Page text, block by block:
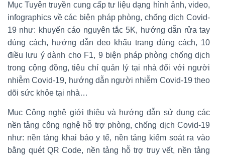
Mục Tuyên truyền cung cấp tư liệu dạng hình ảnh, video,
infographics về các biện pháp phòng, chống dịch Covid-
19 như: khuyến cáo nguyên tắc 5K, hướng dẫn rửa tay
đúng cách, hướng dẫn đeo khẩu trang đúng cách, 10
điều lưu ý dành cho F1, 9 biện pháp phòng chống dịch
trong cộng đồng, tiêu chí quản lý tại nhà đối với người
nhiễm Covid-19, hướng dẫn người nhiễm Covid-19 theo
dõi sức khỏe tại nhà…
Mục Công nghệ giới thiệu và hướng dẫn sử dụng các
nền tảng công nghệ hỗ trợ phòng, chống dịch Covid-19
như: nền tảng khai báo y tế, nền tảng kiểm soát ra vào
bằng quét QR Code, nền tảng hỗ trợ truy vết, nền tảng